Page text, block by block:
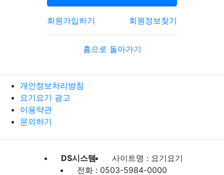
회원가입하기 회원정보찾기
홈으로 돌아가기
개인정보처리방침
요기요기 광고
이용약관
문의하기
DS시스템
사이트명 : 요기요기
전화 : 0503-5984-0000